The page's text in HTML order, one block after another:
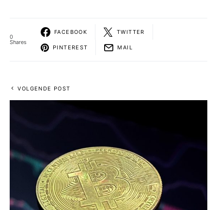
0
Shares
FACEBOOK TWITTER
PINTEREST MAIL
VOLGENDE POST